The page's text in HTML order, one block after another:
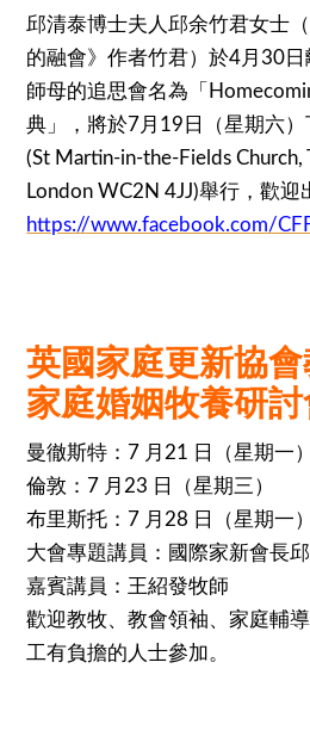
邱清泰博士夫人邱余竹君女士
的融會》作者竹君）於4月30
師母的追思會名為「
典」，將於7 月19日（星期六
(St Martin-in-the-Fields Church,
London WC2N 4JJ)舉行，歡
https://www.facebook.com/
英國家庭更新協
家庭婚姻牧養研
曼徹斯特：7 月21 日（星期一）
倫敦：7 月23 日（星期三）
布里斯托：7 月28 日（星期一）
大會專題講員：國際家新會長
嘉賓講員：王紹發牧師
歡迎教牧、教會領袖、家庭輔
工有負擔的人士參加。